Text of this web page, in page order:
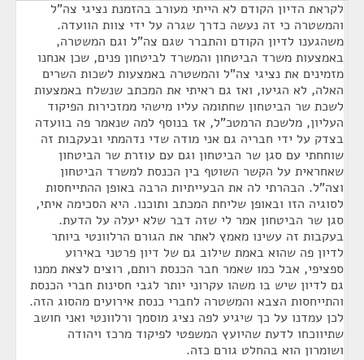
לקראת הדיון הקודם לא הייתי מעורב בהזמנת נציגי צה"ל
והמשטרה כי זה נעשה כדרך שגרה על ידי צוות הוועדה.
משהגענו לדיון הקודם והתברר שגם צה"ל וגם המשטרה,
באמצעות משרד הביטחון והמשרד לביטחון פנים, שכן אנחנו
מזמינים את נציגי צה"ל והמשטרה באמצעות לשכות השרים
האלה, לא הגיעו, ואז גם ראיתי את המכתב שנשלח באמצעות
לשכת שר הביטחון שחתומה עליו מישהי ממזכירות הפיקוד
העליון, מלשכת הרמטכ"ל, אז בנוסף למה שנאמר פה בוועדה
בצדק על ידי חבריה גם אני מודה שדי נדהמתי ובעקבות זה
שוחחתי עם סגן שר הביטחון וגם עם עוזרת שר הביטחון
שאחראית על הקשר השוטף בין הכנסת למשרד הביטחון
וצה"ל. הבהרתי לה את הבעייתיות הרבה באופן ההתייחסות
לסוגיה הזו ובאופן שליחת המכתב ותוכנו. היא הסכימה איתי,
סגן שר הביטחון אמר לי שזה דבר שלא יעלה על הדעת.
בעקבות זה עשינו מאמץ לאתר את הגורם הרלוונטי ביותר
לדיון פה שהוא באמת שילוב גם של דיון פרטני באירוע
ספציפי, אבל כמו שאמר חבר הכנסת רותם, רוצים לצאת ממנו
גם לדיון שיש בו משהו עקרוני יותר לגבי חסינות חברי הכנסת
והתייחסות הצבא והמשטרה לחברי כנסת אירועים מהסוג הזה.
לכן עמדנו על כך שיגיע לפה נציג מוסמך ורלוונטי ואני חושב
שתיווכחו לדעת שהיועץ המשפטי לפיקוד מרכז ויהודה
ושומרון הוא בהחלט גורם כזה.